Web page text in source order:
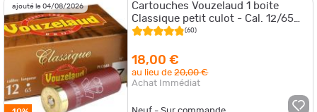
ajouté le 04/08/2026
Cartouches Vouzelaud 1 boite
Classique petit culot - Cal. 12/65
N°6 + 1 boite de 16/65 N°6
(60)
18,00 €
au lieu de20,00 €
Achat Immédiat